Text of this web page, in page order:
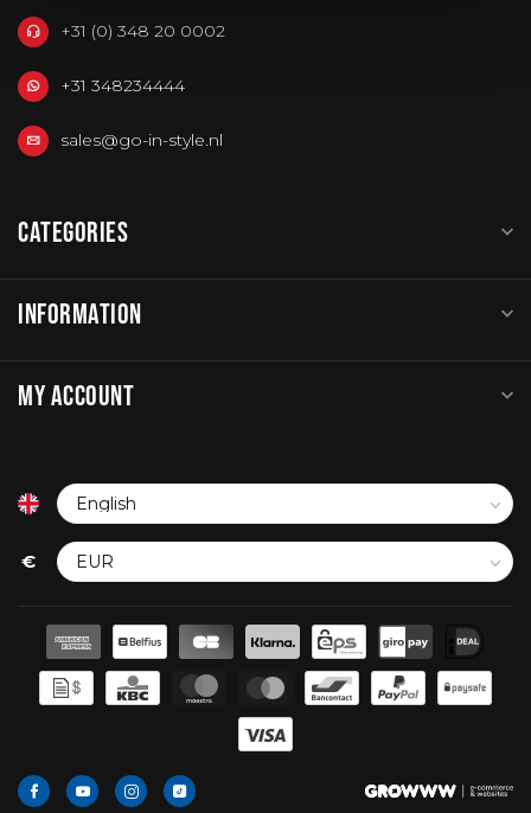
+31 (0) 348 20 0002
+31 348234444
sales@go-in-style.nl
CATEGORIES
INFORMATION
MY ACCOUNT
€